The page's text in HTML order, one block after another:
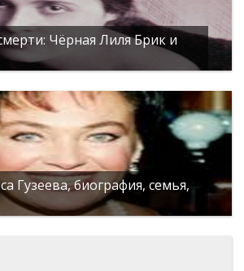
Чёрная Лиля Брик и
Гузеева, биография, семья,